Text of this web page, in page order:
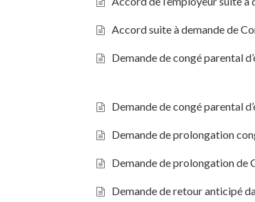
Accord suite à demande de
Demande de congé parental
Demande de congé parental
Demande de prolongation
Demande de prolongation de
Demande de retour anticipé